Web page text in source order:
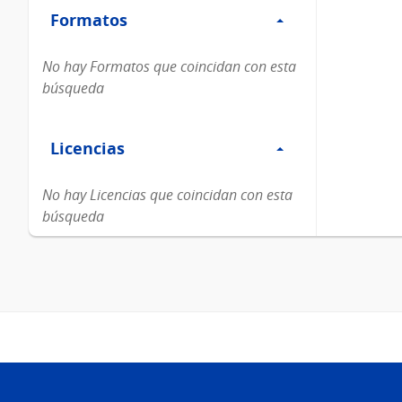
Formatos
Formatos
No hay Formatos que coincidan con esta
búsqueda
Licencias
Licencias
No hay Licencias que coincidan con esta
búsqueda